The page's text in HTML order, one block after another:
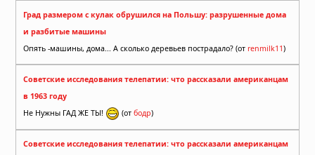
Град размером с кулак обрушился на Польшу: разрушенные дома
и разбитые машины
Опять -машины, дома... А сколько деревьев пострадало? (от renmilk11)
Советские исследования телепатии: что рассказали американцам
в 1963 году
Не Нужны ГАД ЖЕ ТЫ!
(от бодр)
Советские исследования телепатии: что рассказали американцам